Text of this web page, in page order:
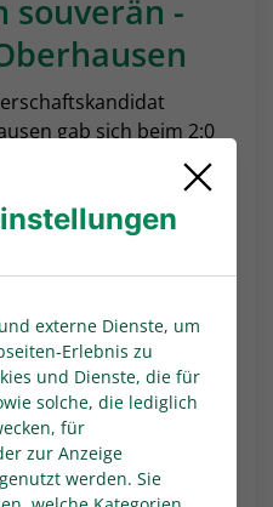
souverän -
gab sich beim 2:0
keine Blöße und
ein. Mirko Schuster
die Gastgeber vor
(85.) machte bei
Rot Weiss Ahlen
des neuen Trainers
musste der
Oberhausen beim
Jörn Nowak mit
externe Dienste, um
Erlebnis zu
und Dienste, die für
solche, die lediglich
für
zur Anzeige
werden. Sie